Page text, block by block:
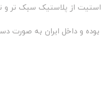
از پلاستیک سبک تر و
و داخل ایران به صورت